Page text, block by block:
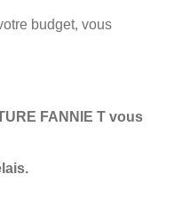
budget, vous
FANNIE T vous